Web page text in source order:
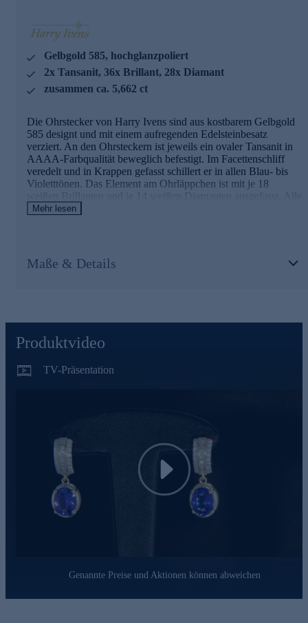
unserer Qualitätssicherung und seitens des Lieferanten
strengsten Prüfprozessen unterzogen. Unter anderem
beinhalten unsere Prüfprozesse Prüfungen auf Konformität
mit den Bestimmungen der Schweizer
Edelmetallkontrollgesetzgebung.
Nutzen Sie die Gelegenheit und bestellen jetzt bequem
Gelbgold 585, hochglanzpoliert
2x Tansanit, 36x Brillant, 28x Diamant
zusammen ca. 5,662 ct
Die Ohrstecker von Harry Ivens sind aus kostbarem Gelbgold
585 designt und mit einem aufregenden Edelsteinbesatz
verziert. An den Ohrsteckern ist jeweils ein ovaler Tansanit in
AAAA-Farbqualität beweglich befestigt. Im Facettenschliff
veredelt und in Krappen gefasst schillert er in allen Blau- bis
Violetttönen. Das Element am Ohrläppchen ist mit je 18
weißen Brillanten und je 14 weißen Diamanten ausgefasst. Alle
in P1-Reinheit und im Brillantschliff bzw. Achtkantschliff
und verleihen Ihrem Look das gewisse Etwas.
Qualitätssicherung und seitens des Lieferanten strengsten
Prüfprozessen unterzogen. Unter anderem beinhalten unsere
Prüfprozesse Prüfungen auf Konformität mit den
Bestimmungen der Schweizer Edelmetallkontrollgesetzgebung.
Mehr lesen
Maße & Details
Produktvideo
TV-Präsentation
Play
Genannte Preise und Aktionen können abweichen